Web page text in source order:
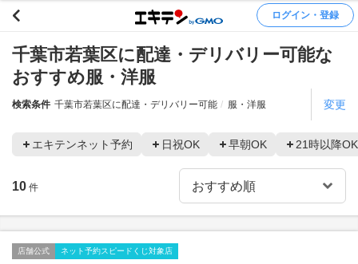
ログイン・登録
千葉市若葉区に配達・デリバリー可能な
おすすめ服・洋服
検索条件 千葉市若葉区に配達・デリバリー可能 服・洋服 変更
エキテンネット予約 日祝OK 早朝OK 21時以降OK
10 件
店舗公式 ネット予約スピードくじ対象店